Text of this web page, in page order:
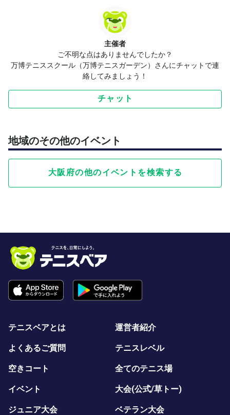
主催者
ご不明な点はありませんでしたか？
万博テニススクール（万博テニスガーデン）さんにチャットで連
絡してみましょう！
チャット
地域のその他のイベント
大阪府の他のイベントを検索する
テニスベアとは 運営者紹介
よくあるご質問 テニスレベル
空きコート 全てのテニス場
イベント 大会(公式/草トー)
ジュニア大会 ベテラン大会